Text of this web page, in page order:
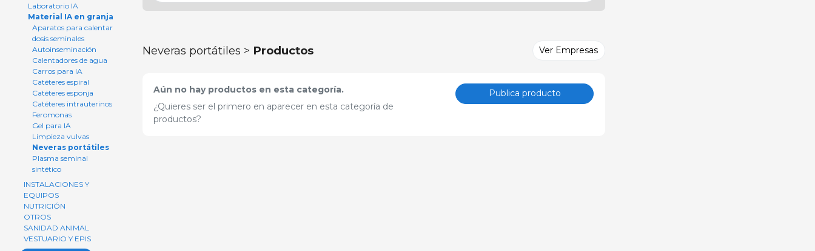
Laboratorio IA
Material IA en granja
Aparatos para calentar
dosis seminales
Autoinseminación
Calentadores de agua
Carros para IA
Catéteres espiral
Catéteres esponja
Catéteres intrauterinos
Feromonas
Gel para IA
Limpieza vulvas
Neveras portátiles
Plasma seminal
sintético
INSTALACIONES Y
EQUIPOS
NUTRICIÓN
OTROS
SANIDAD ANIMAL
VESTUARIO Y EPIS
Neveras portátiles > Productos Ver Empresas
Aún no hay productos en esta categoría.
¿Quieres ser el primero en aparecer en esta categoría de
productos?
Publica producto